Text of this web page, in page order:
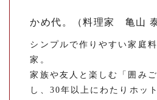
かめ代。（料理家 亀山 泰
シンプルで作りやすい家庭
家。
家族や友人と楽しむ「囲み
し、30年以上にわたりホッ